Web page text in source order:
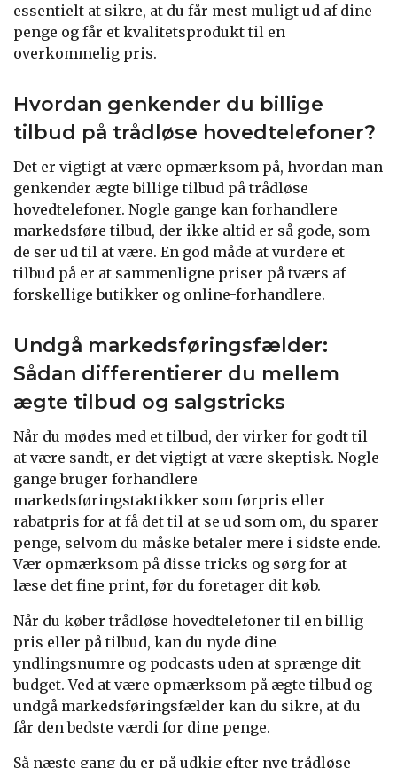
essentielt at sikre, at du får mest muligt ud af dine
penge og får et kvalitetsprodukt til en
overkommelig pris.
Hvordan genkender du billige
tilbud på trådløse hovedtelefoner?
Det er vigtigt at være opmærksom på, hvordan man
genkender ægte billige tilbud på trådløse
hovedtelefoner. Nogle gange kan forhandlere
markedsføre tilbud, der ikke altid er så gode, som
de ser ud til at være. En god måde at vurdere et
tilbud på er at sammenligne priser på tværs af
forskellige butikker og online-forhandlere.
Undgå markedsføringsfælder:
Sådan differentierer du mellem
ægte tilbud og salgstricks
Når du mødes med et tilbud, der virker for godt til
at være sandt, er det vigtigt at være skeptisk. Nogle
gange bruger forhandlere
markedsføringstaktikker som førpris eller
rabatpris for at få det til at se ud som om, du sparer
penge, selvom du måske betaler mere i sidste ende.
Vær opmærksom på disse tricks og sørg for at
læse det fine print, før du foretager dit køb.
Når du køber trådløse hovedtelefoner til en billig
pris eller på tilbud, kan du nyde dine
yndlingsnumre og podcasts uden at sprænge dit
budget. Ved at være opmærksom på ægte tilbud og
undgå markedsføringsfælder kan du sikre, at du
får den bedste værdi for dine penge.
Så næste gang du er på udkig efter nye trådløse